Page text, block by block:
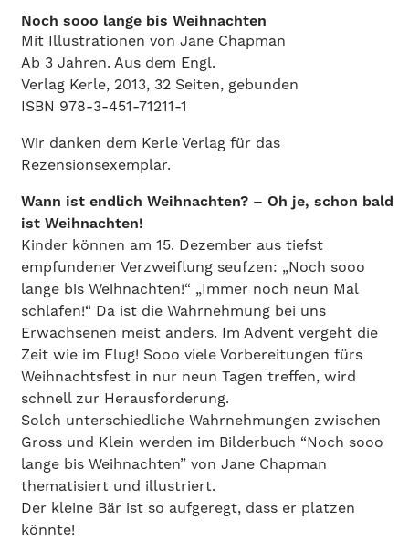
Noch sooo lange bis Weihnachten
Mit Illustrationen von Jane Chapman
Ab 3 Jahren. Aus dem Engl.
Verlag Kerle, 2013, 32 Seiten, gebunden
ISBN 978-3-451-71211-1
Wir danken dem Kerle Verlag für das
Rezensionsexemplar.
Wann ist endlich Weihnachten? – Oh je, schon bald
ist Weihnachten!
Kinder können am 15. Dezember aus tiefst
empfundener Verzweiflung seufzen: „Noch sooo
lange bis Weihnachten!“ „Immer noch neun Mal
schlafen!“ Da ist die Wahrnehmung bei uns
Erwachsenen meist anders. Im Advent vergeht die
Zeit wie im Flug! Sooo viele Vorbereitungen fürs
Weihnachtsfest in nur neun Tagen treffen, wird
schnell zur Herausforderung.
Solch unterschiedliche Wahrnehmungen zwischen
Gross und Klein werden im Bilderbuch “Noch sooo
lange bis Weihnachten” von Jane Chapman
thematisiert und illustriert.
Der kleine Bär ist so aufgeregt, dass er platzen
könnte!